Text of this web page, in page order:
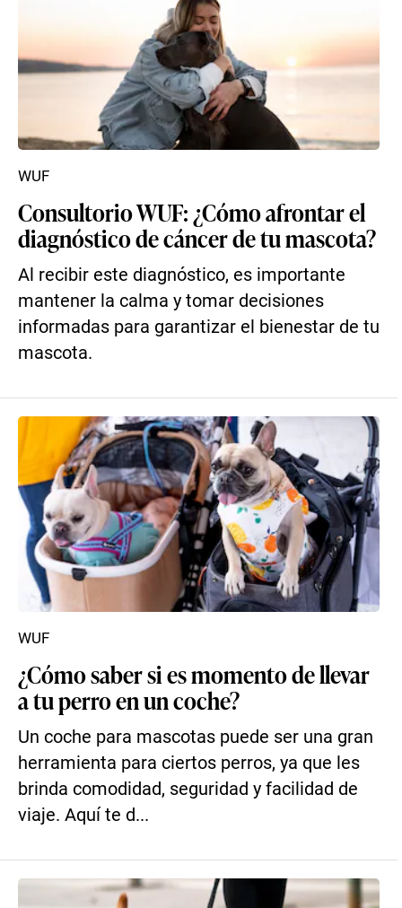
Consultorio WUF: ¿Cómo afrontar el
diagnóstico de cáncer de tu mascota?
Al recibir este diagnóstico, es importante
mantener la calma y tomar decisiones
informadas para garantizar el bienestar de tu
mascota.
WUF
¿Cómo saber si es momento de llevar
a tu perro en un coche?
Un coche para mascotas puede ser una gran
herramienta para ciertos perros, ya que les
brinda comodidad, seguridad y facilidad de
viaje. Aquí te d...
WUF